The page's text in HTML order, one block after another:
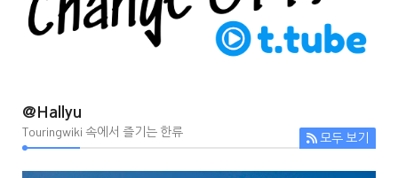
@Hallyu
Touringwiki 속에서 즐기는 한류 모두 보기